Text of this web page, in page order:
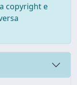
copyright e